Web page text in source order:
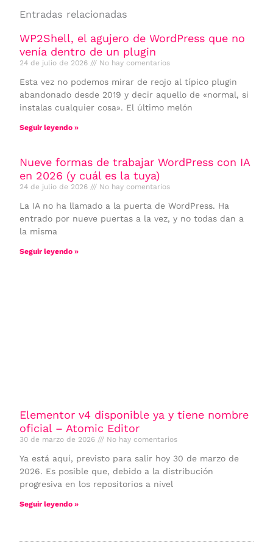
Entradas relacionadas
WP2Shell, el agujero de WordPress que no
venía dentro de un plugin
24 de julio de 2026 No hay comentarios
Esta vez no podemos mirar de reojo al típico plugin
abandonado desde 2019 y decir aquello de «normal, si
instalas cualquier cosa». El último melón
Seguir leyendo »
Nueve formas de trabajar WordPress con IA
en 2026 (y cuál es la tuya)
24 de julio de 2026 No hay comentarios
La IA no ha llamado a la puerta de WordPress. Ha
entrado por nueve puertas a la vez, y no todas dan a
la misma
Seguir leyendo »
Elementor v4 disponible ya y tiene nombre
oficial – Atomic Editor
30 de marzo de 2026 No hay comentarios
Ya está aquí, previsto para salir hoy 30 de marzo de
2026. Es posible que, debido a la distribución
progresiva en los repositorios a nivel
Seguir leyendo »